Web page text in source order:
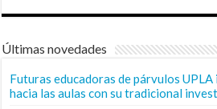
Últimas novedades
Futuras educadoras de párvulos
hacia las aulas con su tradicional